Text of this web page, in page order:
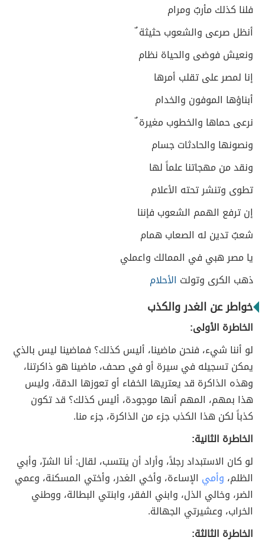
فلنا كذلك مأربٌ ومرام
أنظل صرعى والشعوب حثيثة ٌ
ونعيش فوضى والحياة نظام
إنا لمصر على تقلب أمرها
أبناؤها الموفون والخدام
نرعى حماها والخطوب مغيرة ٌ
ونصونها والحادثات جسام
ونقد من مهجاتنا علماً لها
تطوى وتنشر تحته الأعلام
إن ترفع الهمم الشعوب فإننا
شعبٌ تدين له الصعاب همام
يا مصر هبي في الممالك واعملي
ذهب الكرى وتولت الأحلام
خواطر عن الغدر والكذب
الخاطرة الأولى:
‏لو أننا شيء، فنحن ماضينا، أليس كذلك؟ فماضينا ليس بالذي
يمكن تسجيله في سيرة أو في صحف، ماضينا هو ذاكرتنا،
وهذه الذاكرة قد يعتريها الخفاء أو تعوزها الدقة، وليس
هذا بمهم، المهم أنها موجودة، أليس كذلك؟ قد تكون
كذباً لكن هذا الكذب جزء من الذاكرة، جزء منا.
الخاطرة الثانية:
لو كان الاستبداد رجلاً، وأراد أن ينتسب، لقال: أنا الشرّ، وأبي
الظلم، وأمي الإساءة، وأخي الغدر، وأختي المسكنة، وعمي
الضر، وخالي الذل، وابني الفقر، وابنتي البطالة، ووطني
الخراب، وعشيرتي الجهالة.
الخاطرة الثالثة: